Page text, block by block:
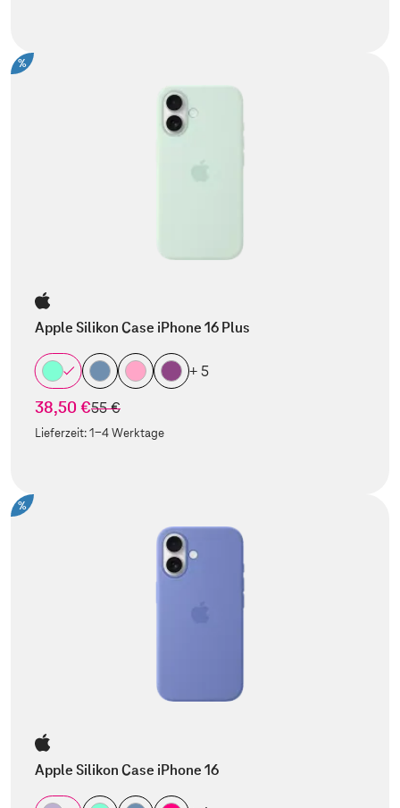
%
Apple Silikon Case iPhone 16 Plus
+ 5
38,50 €statt
55 €
Lieferzeit:1-4 Werktage
%
Apple Silikon Case iPhone 16